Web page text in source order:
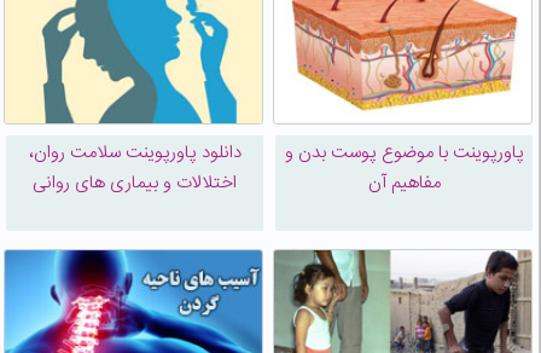
پاورپوینت با موضوع پوست بدن و
مفاهیم آن
دانلود پاورپوینت سلامت روان،
اختلالات و بیماری های روانی